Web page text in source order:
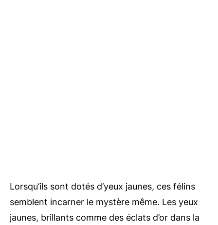
Lorsqu’ils sont dotés d’yeux jaunes, ces félins
semblent incarner le mystère même. Les yeux
jaunes, brillants comme des éclats d’or dans la